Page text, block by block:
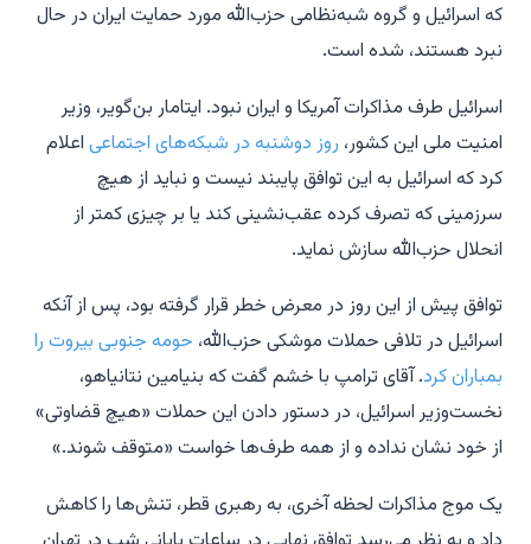
که اسرائیل و گروه شبه‌نظامی حزب‌الله مورد حمایت ایران در حال
نبرد هستند، شده است.
اسرائیل طرف مذاکرات آمریکا و ایران نبود. ایتامار بن‌گویر، وزیر
امنیت ملی این کشور، روز دوشنبه در شبکه‌های اجتماعی اعلام
کرد که اسرائیل به این توافق پایبند نیست و نباید از هیچ
سرزمینی که تصرف کرده عقب‌نشینی کند یا بر چیزی کمتر از
انحلال حزب‌الله سازش نماید.
توافق پیش از این روز در معرض خطر قرار گرفته بود، پس از آنکه
اسرائیل در تلافی حملات موشکی حزب‌الله، حومه جنوبی بیروت را
بمباران کرد. آقای ترامپ با خشم گفت که بنیامین نتانیاهو،
نخست‌وزیر اسرائیل، در دستور دادن این حملات «هیچ قضاوتی»
از خود نشان نداده و از همه طرف‌ها خواست «متوقف شوند.»
یک موج مذاکرات لحظه آخری، به رهبری قطر، تنش‌ها را کاهش